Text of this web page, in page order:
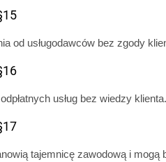
od usługodawców bez zgody
usług bez wiedzy klienta.
tajemnicę zawodową i mogą